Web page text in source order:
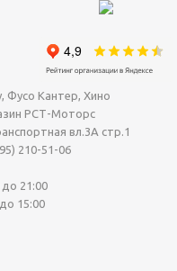
Фусо Кантер, Хино
РСТ-Моторс
вл.3А стр.1
210-51-06
21:00
15:00